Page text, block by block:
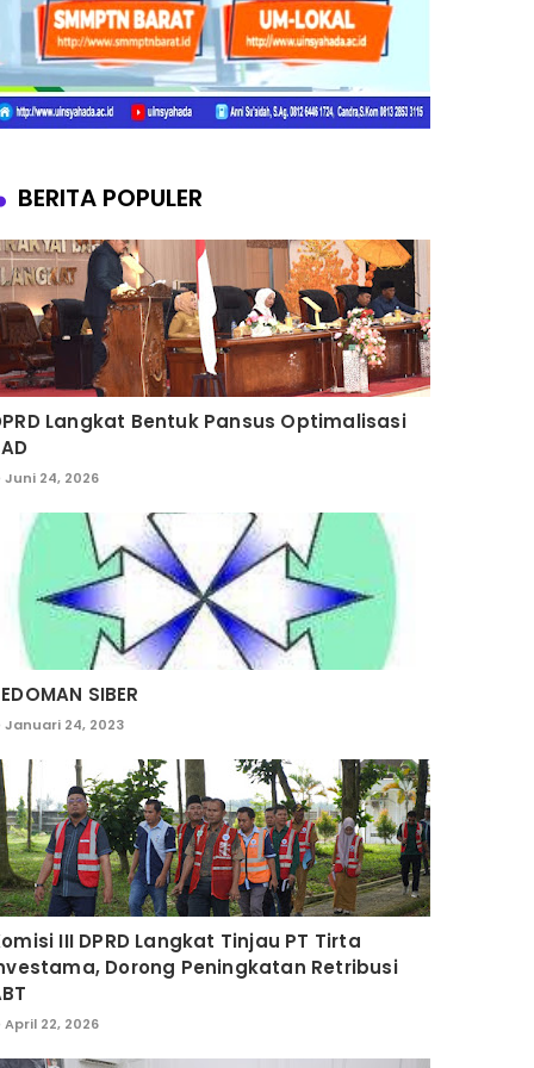
BERITA POPULER
Langkat Bentuk Pansus Optimalisasi
Juni 24, 2026
SIBER
Januari 24, 2023
III DPRD Langkat Tinjau PT Tirta
Dorong Peningkatan Retribusi
April 22, 2026